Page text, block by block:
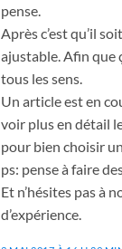
pense.
Après c’est qu’il
ajustable. Afin que
tous les sens.
Un article est en
voir plus en détail
pour bien choisir
ps: pense à faire
Et n’hésites pas à
d’expérience.